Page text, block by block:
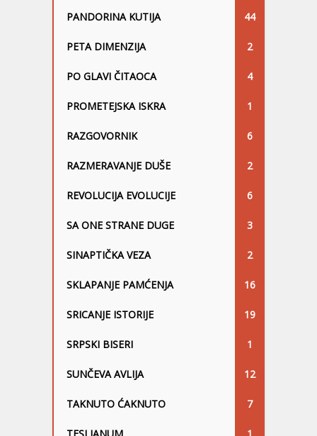
PANDORINA KUTIJA 44
PETA DIMENZIJA 2
PO GLAVI ČITAOCA 4
PROMETEJSKA ISKRA 1
RAZGOVORNIK 6
RAZMERAVANJE DUŠE 2
REVOLUCIJA EVOLUCIJE 6
SA ONE STRANE DUGE 3
SINAPTIČKA VEZA 2
SKLAPANJE PAMĆENJA 16
SRICANJE ISTORIJE 19
SRPSKI BISERI 1
SUNČEVA AVLIJA 12
TAKNUTO ĆAKNUTO 7